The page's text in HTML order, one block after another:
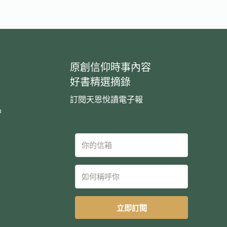
原創信仰時事內容
好書精選摘錄
訂閱天恩悅讀電子報
立即訂閱